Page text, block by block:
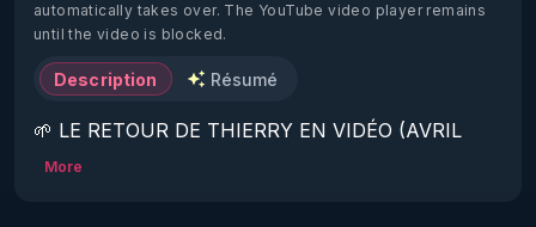
automatically takes over. The YouTube video player remains
until the video is blocked.
Description Résumé
🌱 LE RETOUR DE THIERRY EN VIDÉO (AVRIL
2022)!
More